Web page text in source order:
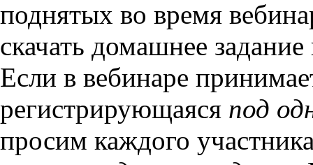
поднятых во время
скачать домашнее
Если в вебинаре
регистрирующаяся под
просим каждого